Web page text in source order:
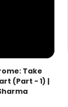
Take
(Part - 1) |